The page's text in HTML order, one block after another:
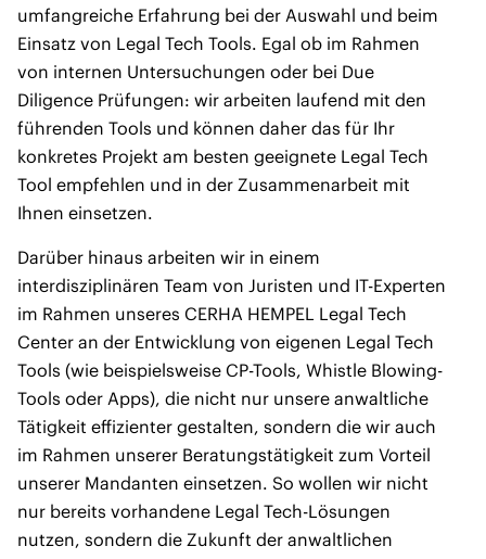
umfangreiche Erfahrung bei der Auswahl und beim
Einsatz von Legal Tech Tools. Egal ob im Rahmen
von internen Untersuchungen oder bei Due
Diligence Prüfungen: wir arbeiten laufend mit den
führenden Tools und können daher das für Ihr
konkretes Projekt am besten geeignete Legal Tech
Tool empfehlen und in der Zusammenarbeit mit
Ihnen einsetzen.
Darüber hinaus arbeiten wir in einem
interdisziplinären Team von Juristen und IT-Experten
im Rahmen unseres CERHA HEMPEL Legal Tech
Center an der Entwicklung von eigenen Legal Tech
Tools (wie beispielsweise CP-Tools, Whistle Blowing-
Tools oder Apps), die nicht nur unsere anwaltliche
Tätigkeit effizienter gestalten, sondern die wir auch
im Rahmen unserer Beratungstätigkeit zum Vorteil
unserer Mandanten einsetzen. So wollen wir nicht
nur bereits vorhandene Legal Tech-Lösungen
nutzen, sondern die Zukunft der anwaltlichen